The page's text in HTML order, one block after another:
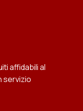
affidabili al
servizio